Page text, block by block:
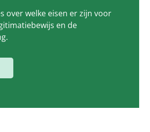
over welke eisen er zijn voor
en de